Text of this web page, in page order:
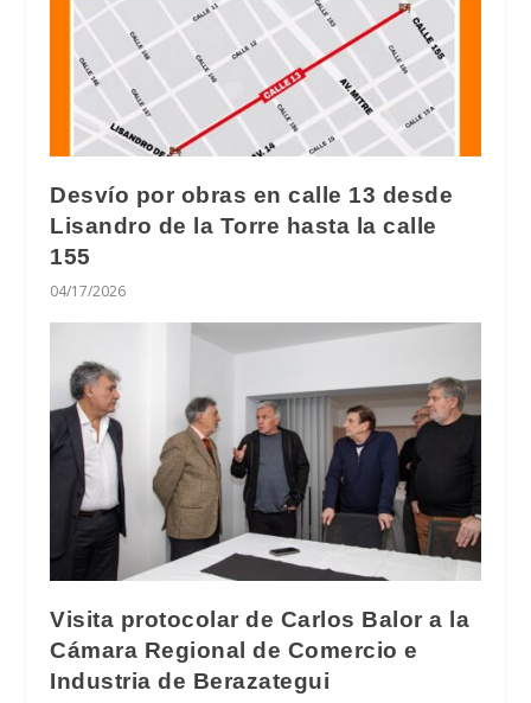
Desvío por obras en calle 13 desde
Lisandro de la Torre hasta la calle
155
04/17/2026
Visita protocolar de Carlos Balor a la
Cámara Regional de Comercio e
Industria de Berazategui